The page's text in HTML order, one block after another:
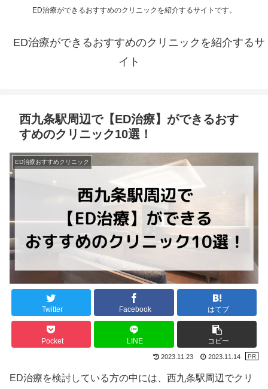
ED治療ができるおすすめのクリニックを紹介するサイトです。
ED治療ができるおすすめのクリニックを紹介するサ
イト
西九条駅周辺で【ED治療】ができるおす
すめのクリニック10選！
ED治療おすすめクリニック
Twitter Facebook はてブ
Pocket LINE コピー
2023.11.23 2023.11.14
ED治療を検討している方の中には、西九条駅周辺でクリ